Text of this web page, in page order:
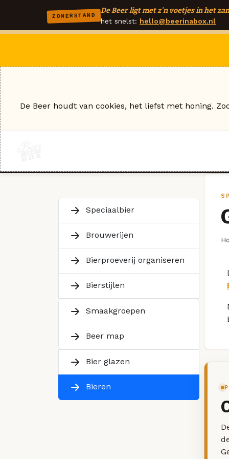
ZOMERSTAND
De Beer ligt met z'n voetjes in het
het snelst: hello@beerinabox.nl
Speciaalbier
Brouwerijen
Bierproeverij organiseren
Bierstijlen
Smaakgroepen
Beer map
Bier glazen
Bieren
De Beer houdt van cookies, het liefst met honing.